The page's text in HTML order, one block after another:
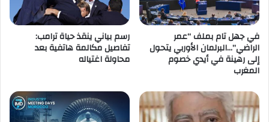
في جهل تام بملف “عمر
الراضي”…البرلمان الأوربي يتحول
إلى رهينة في أيدي خصوم
المغرب
رسم بياني ينقذ حياة ترامب:
تفاصيل مكالمة هاتفية بعد
محاولة اغتياله